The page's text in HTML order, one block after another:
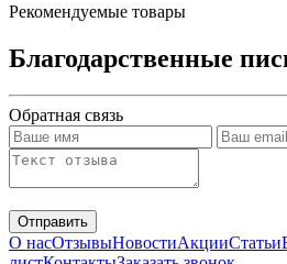
Рекомендуемые товары
Благодарственные
Обратная связь
Отправить
О насОтзывыНовостиАкцииСтатьи